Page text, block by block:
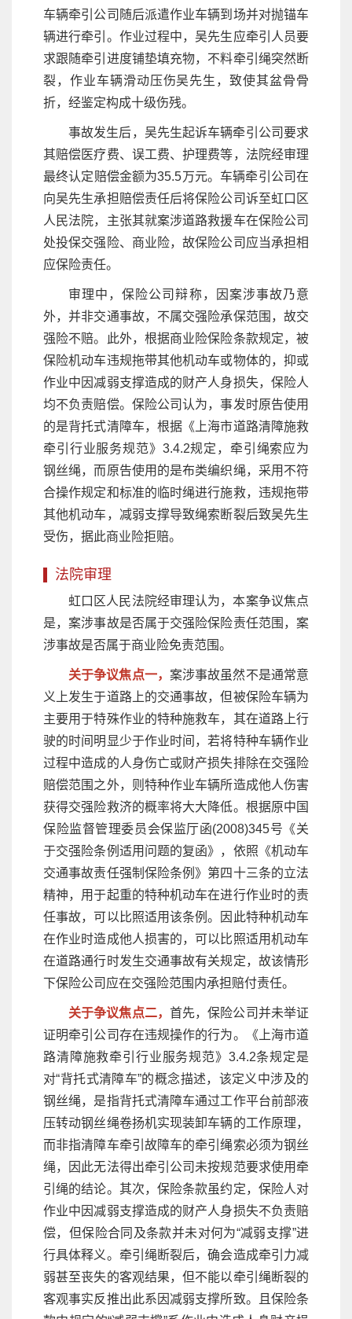
车辆牵引公司随后派遣作业车辆到场并对抛锚车
辆进行牵引。作业过程中，吴先生应牵引人员要
求跟随牵引进度铺垫填充物，不料牵引绳突然断
裂，作业车辆滑动压伤吴先生，致使其盆骨骨
折，经鉴定构成十级伤残。
事故发生后，吴先生起诉车辆牵引公司要求
其赔偿医疗费、误工费、护理费等，法院经审理
最终认定赔偿金额为35.5万元。车辆牵引公司在
向吴先生承担赔偿责任后将保险公司诉至虹口区
人民法院，主张其就案涉道路救援车在保险公司
处投保交强险、商业险，故保险公司应当承担相
应保险责任。
审理中，保险公司辩称，因案涉事故乃意
外，并非交通事故，不属交强险承保范围，故交
强险不赔。此外，根据商业险保险条款规定，被
保险机动车违规拖带其他机动车或物体的，抑或
作业中因减弱支撑造成的财产人身损失，保险人
均不负责赔偿。保险公司认为，事发时原告使用
的是背托式清障车，根据《上海市道路清障施救
牵引行业服务规范》3.4.2规定，牵引绳索应为
钢丝绳，而原告使用的是布类编织绳，采用不符
合操作规定和标准的临时绳进行施救，违规拖带
其他机动车，减弱支撑导致绳索断裂后致吴先生
受伤，据此商业险拒赔。
法院审理
虹口区人民法院经审理认为，本案争议焦点
是，案涉事故是否属于交强险保险责任范围，案
涉事故是否属于商业险免责范围。
关于争议焦点一， 案涉事故虽然不是通常意
义上发生于道路上的交通事故，但被保险车辆为
主要用于特殊作业的特种施救车，其在道路上行
驶的时间明显少于作业时间，若将特种车辆作业
过程中造成的人身伤亡或财产损失排除在交强险
赔偿范围之外，则特种作业车辆所造成他人伤害
获得交强险救济的概率将大大降低。根据原中国
保险监督管理委员会保监厅函(2008)345号《关
于交强险条例适用问题的复函》，依照《机动车
交通事故责任强制保险条例》第四十三条的立法
精神，用于起重的特种机动车在进行作业时的责
任事故，可以比照适用该条例。因此特种机动车
在作业时造成他人损害的，可以比照适用机动车
在道路通行时发生交通事故有关规定，故该情形
下保险公司应在交强险范围内承担赔付责任。
关于争议焦点二， 首先，保险公司并未举证
证明牵引公司存在违规操作的行为。《上海市道
路清障施救牵引行业服务规范》3.4.2条规定是
对“背托式清障车”的概念描述，该定义中涉及的
钢丝绳，是指背托式清障车通过工作平台前部液
压转动钢丝绳卷扬机实现装卸车辆的工作原理，
而非指清障车牵引故障车的牵引绳索必须为钢丝
绳，因此无法得出牵引公司未按规范要求使用牵
引绳的结论。其次，保险条款虽约定，保险人对
作业中因减弱支撑造成的财产人身损失不负责赔
偿，但保险合同及条款并未对何为“减弱支撑”进
行具体释义。牵引绳断裂后，确会造成牵引力减
弱甚至丧失的客观结果，但不能以牵引绳断裂的
客观事实反推出此系因减弱支撑所致。且保险条